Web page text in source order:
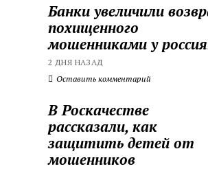
Банки увеличили
похищенного
мошенниками у
2 ДНЯ НАЗАД
Оставить комментарий
В Роскачестве
рассказали, как
защитить детей от
мошенников